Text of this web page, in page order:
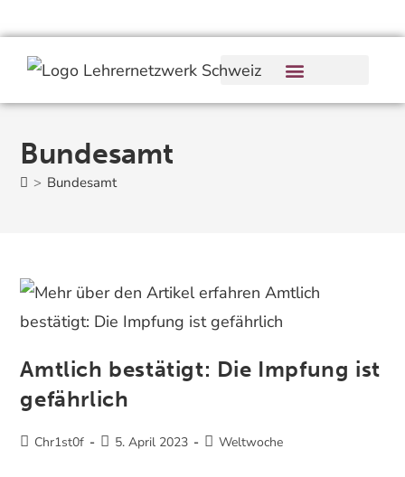
Bundesamt
> Bundesamt
Amtlich bestätigt: Die Impfung ist
gefährlich
Chr1st0f 5. April 2023 Weltwoche